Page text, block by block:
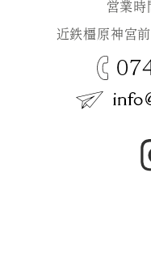
営業
近鉄橿原神宮